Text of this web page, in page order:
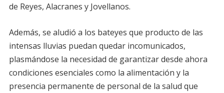
de Reyes, Alacranes y Jovellanos.
Además, se aludió a los bateyes que producto de las
intensas lluvias puedan quedar incomunicados,
plasmándose la necesidad de garantizar desde ahora
condiciones esenciales como la alimentación y la
presencia permanente de personal de la salud que